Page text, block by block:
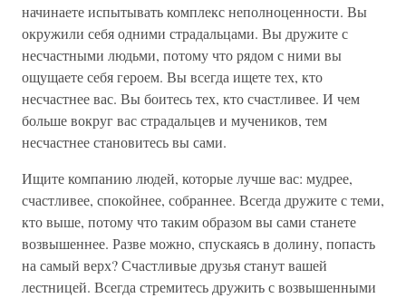
начинаете испытывать комплекс неполноценности. Вы
окружили себя одними страдальцами. Вы дружите с
несчастными людьми, потому что рядом с ними вы
ощущаете себя героем. Вы всегда ищете тех, кто
несчастнее вас. Вы боитесь тех, кто счастливее. И чем
больше вокруг вас страдальцев и мучеников, тем
несчастнее становитесь вы сами.
Ищите компанию людей, которые лучше вас: мудрее,
счастливее, спокойнее, собраннее. Всегда дружите с теми,
кто выше, потому что таким образом вы сами станете
возвышеннее. Разве можно, спускаясь в долину, попасть
на самый верх? Счастливые друзья станут вашей
лестницей. Всегда стремитесь дружить с возвышенными